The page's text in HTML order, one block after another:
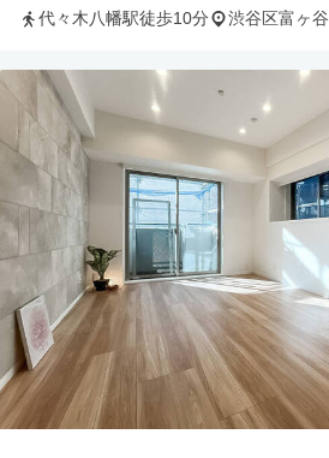
代々木八幡駅徒歩10分
渋谷区富ヶ谷